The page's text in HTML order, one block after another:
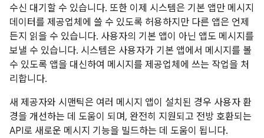
수신 대기할 수 있습니다. 또한 이제 시스템은 기본 앱만 메시지
데이터를 제공업체에 쓸 수 있도록 허용하지만 다른 앱은 언제
든지 읽을 수 있습니다. 사용자의 기본 앱이 아닌 앱도 메시지를
보낼 수 있습니다. 시스템은 사용자가 기본 앱에서 메시지를 볼
수 있도록 앱을 대신하여 메시지를 제공업체에 쓰는 작업을 처
리합니다.
새 제공자와 시맨틱은 여러 메시지 앱이 설치된 경우 사용자 환
경을 개선하는 데 도움이 되며, 완전히 지원되고 전방 호환되는
API로 새로운 메시지 기능을 빌드하는 데 도움이 됩니다.